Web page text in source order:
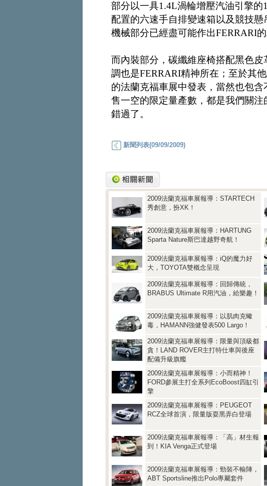
部分以一具1.4L渦輪增壓汽油引擎
配置的六速手自排變速箱以及競技
機械部分已經盡可能作出FERRARI的
而內裝部分，碳纖維座椅搭配黑色
調也是FERRARI精神所在；至於其
的法蘭克福車展中發表，當然也包
售一空的限定量產數，都是我們關
錯過了。
新聞列表(09/09/2009)
2009法蘭克福車展報導：STARTECH
秀創意，扮XK！
2009法蘭克福車展報導：HARTUNG
Sparta Nature斯巴達越野奇航！
2009法蘭克福車展報導：iQ的魔力好
大，TOYOTA雙概念呈現
2009法蘭克福車展報導：回歸傳統，
BRABUS Ultimate R用汽油，給樂趣！
2009法蘭克福車展報導：以肌肉克蠍
毒，HAMANN強健發表500 Largo！
2009法蘭克福車展報導：限量與頂級都
貪！LAND ROVER主打特仕車與後座
配備升級旗艦
2009法蘭克福車展報導：小而精神！
FORD參展主打全系列EcoBoost四缸引
擎
2009法蘭克福車展報導：PEUGEOT
RCZ全球首演，限量版耍黑弄白登場
2009法蘭克福車展報導：「高」材生報
到！KIA Venga正式登場
2009法蘭克福車展報導：勁裝不輸陣，
ABT Sportsline推出Polo專屬套件